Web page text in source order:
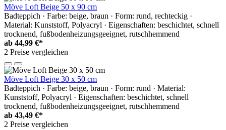
Möve Loft Beige 50 x 90 cm
Badteppich · Farbe: beige, braun · Form: rund, rechteckig ·
Material: Kunststoff, Polyacryl · Eigenschaften: beschichtet, schnell
trocknend, fußbodenheizungsgeeignet, rutschhemmend
ab 44,99 €*
2 Preise vergleichen
Möve Loft Beige 30 x 50 cm
Badteppich · Farbe: beige, braun · Form: rund · Material:
Kunststoff, Polyacryl · Eigenschaften: beschichtet, schnell
trocknend, fußbodenheizungsgeeignet, rutschhemmend
ab 43,49 €*
2 Preise vergleichen